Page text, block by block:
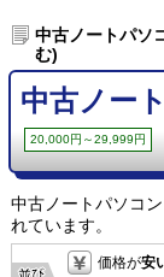
中古ノートパソ
む)
中古ノー
20,000円～29,999円
中古ノートパソコン
れています。
価格が安